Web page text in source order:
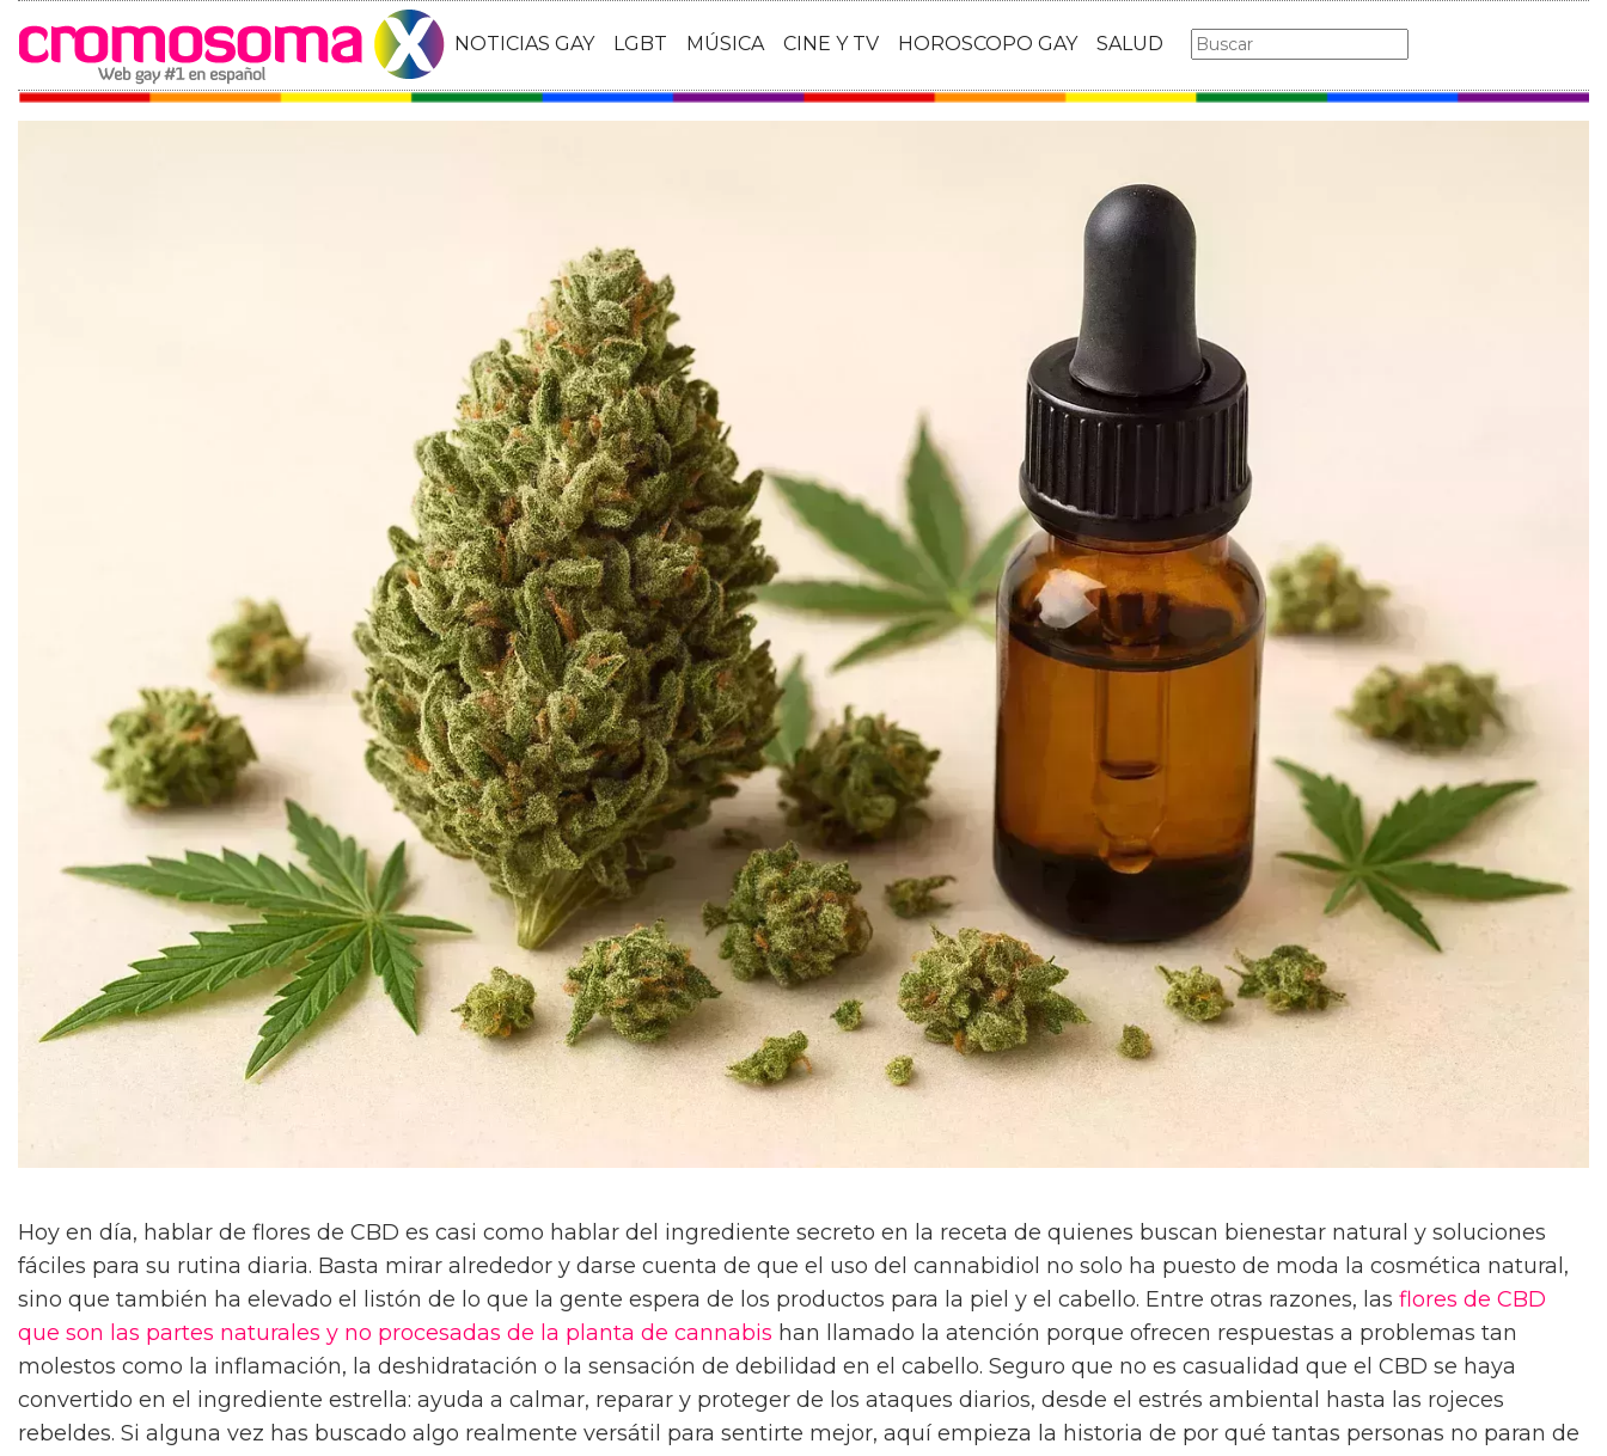
NOTICIAS GAY LGBT MÚSICA CINE Y TV HOROSCOPO GAY SALUD
Hoy en día, hablar de flores de CBD es casi como hablar del ingrediente secreto en la receta de quienes buscan bienestar natural y soluciones
fáciles para su rutina diaria. Basta mirar alrededor y darse cuenta de que el uso del cannabidiol no solo ha puesto de moda la cosmética natural,
sino que también ha elevado el listón de lo que la gente espera de los productos para la piel y el cabello. Entre otras razones, las flores de CBD
que son las partes naturales y no procesadas de la planta de cannabis han llamado la atención porque ofrecen respuestas a problemas tan
molestos como la inflamación, la deshidratación o la sensación de debilidad en el cabello. Seguro que no es casualidad que el CBD se haya
convertido en el ingrediente estrella: ayuda a calmar, reparar y proteger de los ataques diarios, desde el estrés ambiental hasta las rojeces
rebeldes. Si alguna vez has buscado algo realmente versátil para sentirte mejor, aquí empieza la historia de por qué tantas personas no paran de